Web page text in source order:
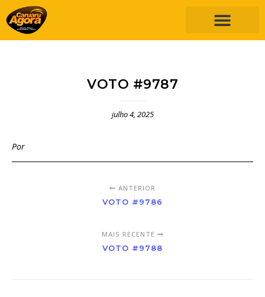
VOTO #9787
julho 4, 2025
Por
ANTERIOR
VOTO #9786
MAIS RECENTE
VOTO #9788